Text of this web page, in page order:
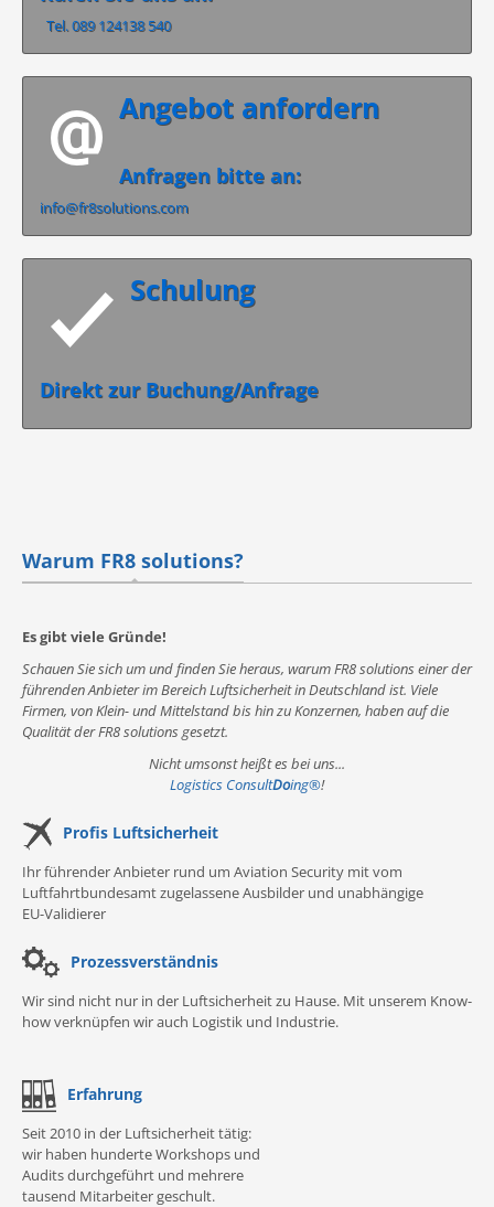
Tel. 089 124138 540
Angebot anfordern
Anfragen bitte an:
info@fr8solutions.com
Schulung
Direkt zur Buchung/Anfrage
Warum FR8 solutions?
Es gibt viele Gründe!
Schauen Sie sich um und finden Sie heraus, warum FR8 solutions einer der
führenden Anbieter im Bereich Luftsicherheit in Deutschland ist. Viele
Firmen, von Klein- und Mittelstand bis hin zu Konzernen, haben auf die
Qualität der FR8 solutions gesetzt.
Nicht umsonst heißt es bei uns...
Logistics ConsultDoing®!
Profis Luftsicherheit
Ihr führender Anbieter rund um Aviation Security mit vom
Luftfahrtbundesamt zugelassene Ausbilder und unabhängige
EU-Validierer
Prozessverständnis
Wir sind nicht nur in der Luftsicherheit zu Hause. Mit unserem Know-
how verknüpfen wir auch Logistik und Industrie.
Erfahrung
Seit 2010 in der Luftsicherheit tätig:
wir haben hunderte Workshops und
Audits durchgeführt und mehrere
tausend Mitarbeiter geschult.